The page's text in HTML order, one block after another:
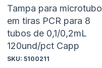
Tampa para microtubo
em tiras PCR para 8
tubos de 0,1/0,2mL
120und/pct Capp
SKU: 5100211